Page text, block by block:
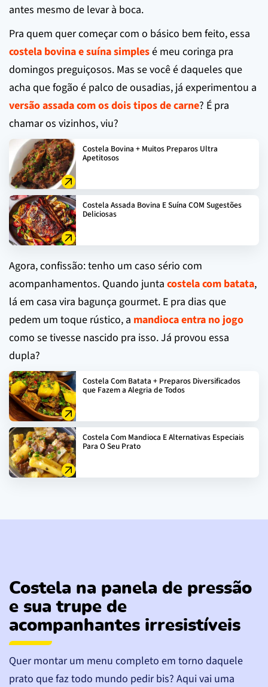
antes mesmo de levar à boca.
Pra quem quer começar com o básico bem feito, essa
costela bovina e suína simplesé meu coringa pra
domingos preguiçosos. Mas se você é daqueles que
acha que fogão é palco de ousadias, já experimentou a
versão assada com os dois tipos de carne? É pra
chamar os vizinhos, viu?
Costela Bovina + Muitos Preparos Ultra
Apetitosos
Costela Assada Bovina E Suína COM Sugestões
Deliciosas
Agora, confissão: tenho um caso sério com
acompanhamentos. Quando junta costela com batata,
lá em casa vira bagunça gourmet. E pra dias que
pedem um toque rústico, a mandioca entra no jogo
como se tivesse nascido pra isso. Já provou essa
dupla?
Costela Com Batata + Preparos Diversificados
que Fazem a Alegria de Todos
Costela Com Mandioca E Alternativas Especiais
Para O Seu Prato
Costela na panela de pressão
e sua trupe de
acompanhantes irresistíveis
Quer montar um menu completo em torno daquele
prato que faz todo mundo pedir bis? Aqui vai uma